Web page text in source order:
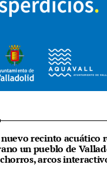
recinto acuático
un pueblo de
arcos